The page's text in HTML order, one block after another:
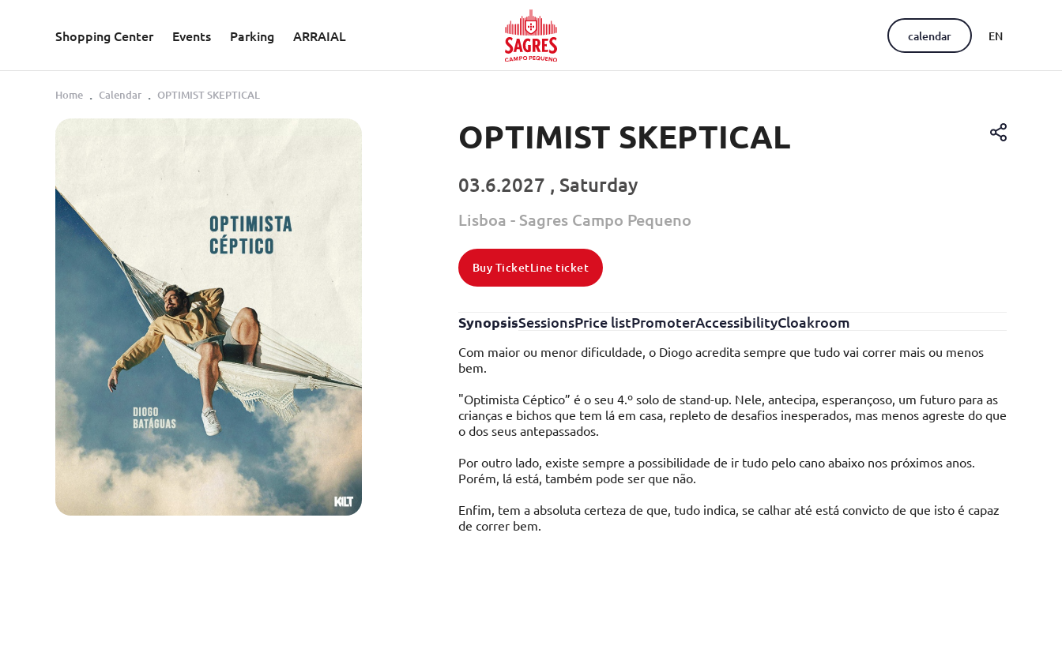
Shopping Center Events Parking ARRAIAL calendar EN
Home Calendar OPTIMIST SKEPTICAL
OPTIMIST SKEPTICAL
03.6.2027 , Saturday
Lisboa - Sagres Campo Pequeno
Buy TicketLine ticket
SynopsisSessionsPrice listPromoterAccessibilityCloakroom
Com maior ou menor dificuldade, o Diogo acredita sempre que tudo vai correr mais ou menos
bem.
"Optimista Céptico” é o seu 4.º solo de stand-up. Nele, antecipa, esperançoso, um futuro para as
crianças e bichos que tem lá em casa, repleto de desafios inesperados, mas menos agreste do que
o dos seus antepassados.
Por outro lado, existe sempre a possibilidade de ir tudo pelo cano abaixo nos próximos anos.
Porém, lá está, também pode ser que não.
Enfim, tem a absoluta certeza de que, tudo indica, se calhar até está convicto de que isto é capaz
de correr bem.